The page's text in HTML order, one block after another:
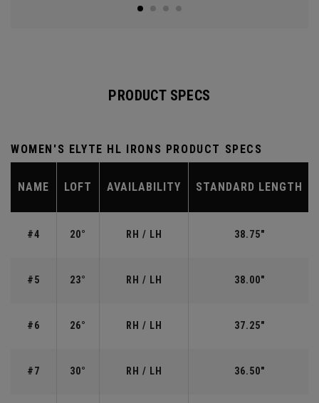
PRODUCT SPECS
WOMEN'S ELYTE HL IRONS PRODUCT SPECS
NAME LOFT AVAILABILITY STANDARD LENGTH
#4 20° RH / LH 38.75"
#5 23° RH / LH 38.00"
#6 26° RH / LH 37.25"
#7 30° RH / LH 36.50"